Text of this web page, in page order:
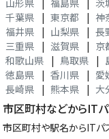
千葉県
| 東京都 | 神
福井県
| 山梨県 | 長
三重県
| 滋賀県 | 京
和歌山県
| 鳥取県 |
徳島県
| 香川県 | 愛
長崎県
| 熊本県 | 大
市区町村などからIT
市区町村や駅名からITパ